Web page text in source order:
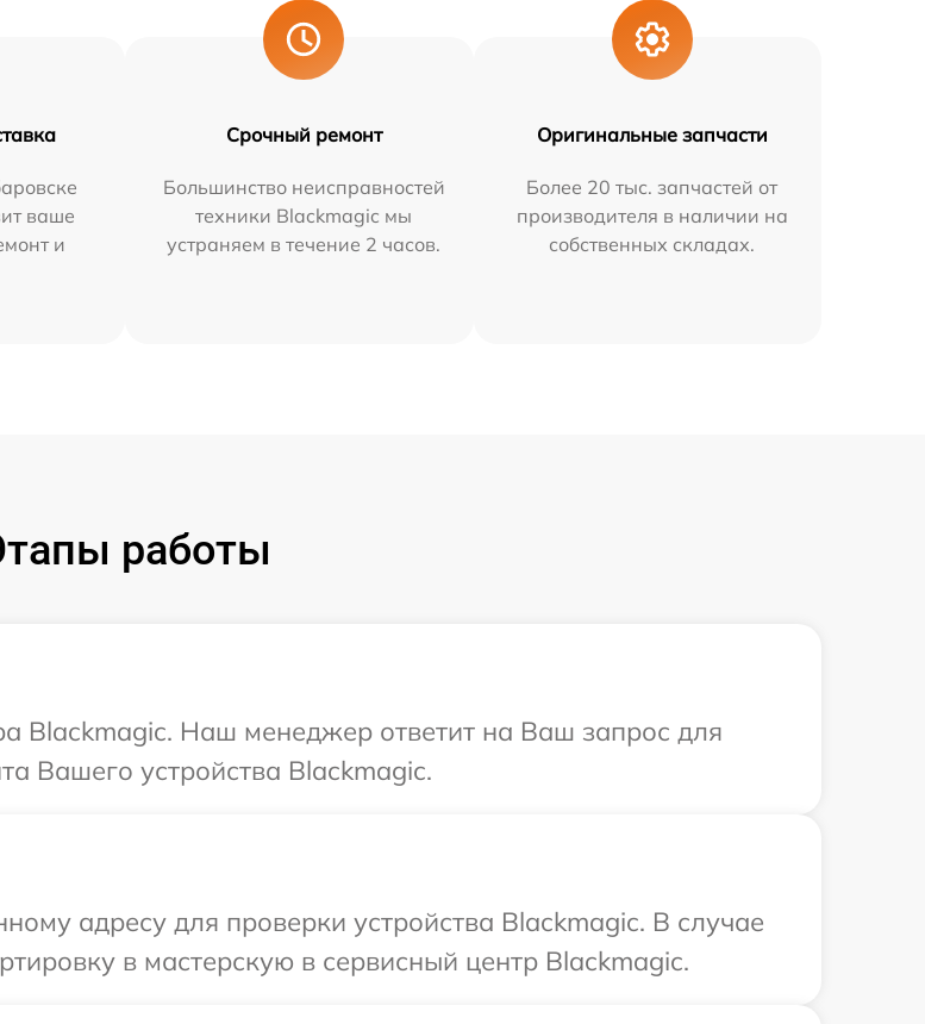
ваше
и
Срочный ремонт
Большинство неисправностей
техники Blackmagic мы
устраняем в течение 2 часов.
Оригинальные запчасти
Более 20 тыс. запчастей от
производителя в наличии на
собственных складах.
работы
Blackmagic. Наш менеджер ответит на Ваш запрос для
Вашего устройства Blackmagic.
адресу для проверки устройства Blackmagic. В случае
в мастерскую в сервисный центр Blackmagic.